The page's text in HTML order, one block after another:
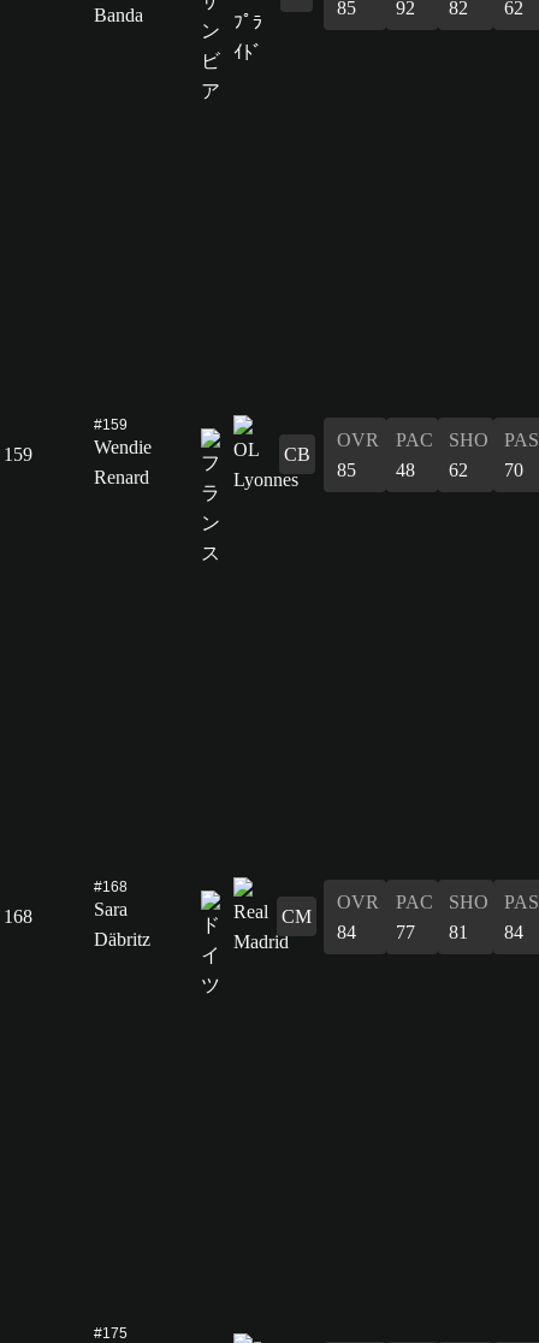
Banda
85 92 82 62
159
#159
Wendie
Renard
CB
OVR
85
PAC
48
SHO
62
PAS
70
168
#168
Sara
Däbritz
CM
OVR
84
PAC
77
SHO
81
PAS
84
#175